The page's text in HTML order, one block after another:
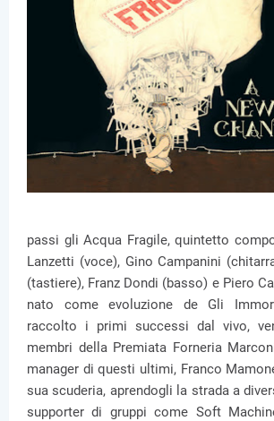
passi gli Acqua Fragile, quintetto
Lanzetti (voce), Gino Campanini
(tastiere), Franz Dondi (basso) e Piero
nato come evoluzione de Gli
raccolto i primi successi dal vivo,
membri della Premiata Forneria
manager di questi ultimi, Franco
sua scuderia, aprendogli la strada a
supporter di gruppi come Soft